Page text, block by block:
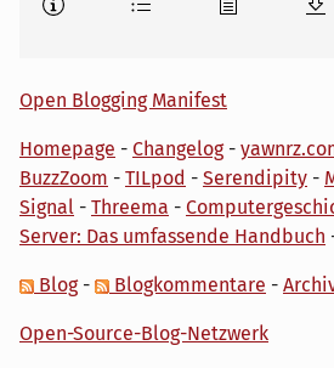
Open Blogging Manifest
Homepage - Changelog-
BuzzZoom - TILpod - Serendipity -
Signal - Threema -
Server: Das umfassende Handbuch
Blog- Blogkommentare -
Open-Source-Blog-Netzwerk